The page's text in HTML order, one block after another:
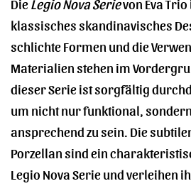
klassisches skandinavisches
schlichte Formen und die
Materialien stehen im
dieser Serie ist sorgfältig
um nicht nur funktional,
ansprechend zu sein. Die
Porzellan sind ein
Legio Nova Serie und verleihen